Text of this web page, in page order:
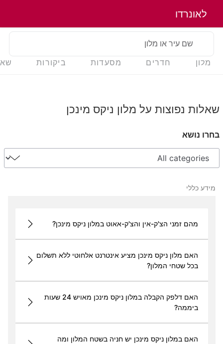
לאונרדו
שם עיר או מלון
מלון חדרים מסעדות ביקורות
שאלות נפוצות על מלון ניקס מינכן
בחרו נושא
מידע כללי
מהם זמני הצ'ק-אין והצ'ק-אאוט במלון ניקס מינכן?
האם מלון ניקס מינכן מציע אינטרנט אלחוטי ללא תשלום
בכל שטחי המלון?
האם דלפק הקבלה במלון ניקס מינכן מאויש 24 שעות
ביממה?
האם במלון ניקס מינכן יש חניה בשטח המלון ומה